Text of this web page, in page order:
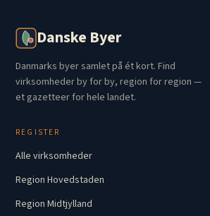
Danske Byer
Danmarks byer samlet på ét kort. Find
virksomheder by for by, region for region —
et gazetteer for hele landet.
REGISTER
Alle virksomheder
Region Hovedstaden
Region Midtjylland